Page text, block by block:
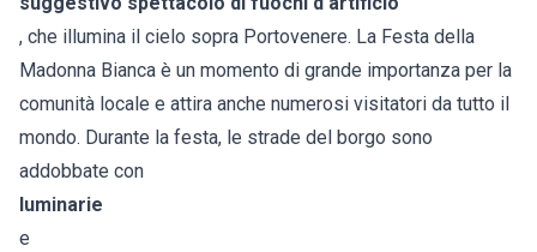
, che illumina il cielo sopra Portovenere. La Festa della
Madonna Bianca è un momento di grande importanza per la
comunità locale e attira anche numerosi visitatori da tutto il
mondo. Durante la festa, le strade del borgo sono
addobbate con
luminarie
e